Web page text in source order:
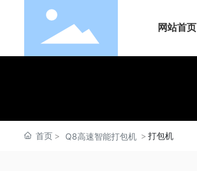
网站首页
首页 Q8高速智能打包机 打包机